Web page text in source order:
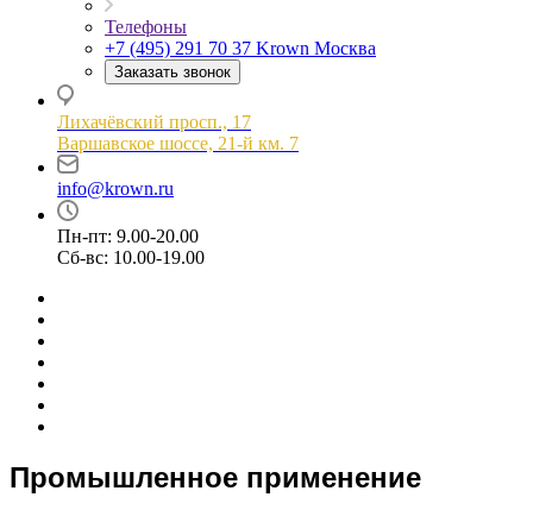
Телефоны
+7 (495) 291 70 37 Krown Москва
Заказать звонок
Лихачёвский просп., 17
Варшавское шоссе, 21-й км. 7
info@krown.ru
Пн-пт: 9.00-20.00
Сб-вс: 10.00-19.00
Промышленное применение